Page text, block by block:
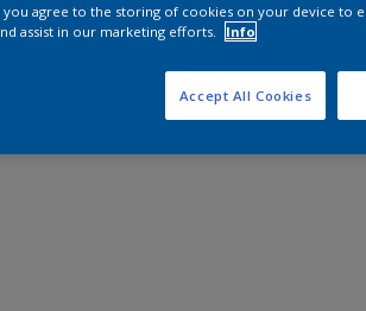
you agree to the storing of cookies on your device to
assist in our marketing efforts.
Info
Accept All Cookies